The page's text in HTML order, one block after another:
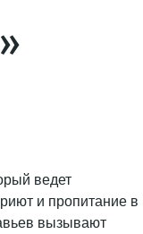
ведет
и пропитание в
вызывают